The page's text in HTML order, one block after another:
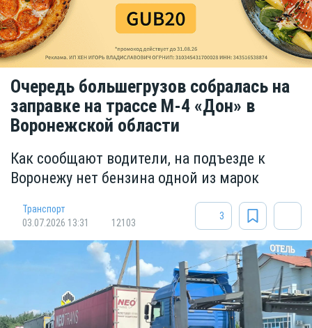
Очередь большегрузов собралась на
заправке на трассе М-4 «Дон» в
Воронежской области
Как сообщают водители, на подъезде к
Воронежу нет бензина одной из марок
Транспорт
03.07.2026 13:31
12103
3